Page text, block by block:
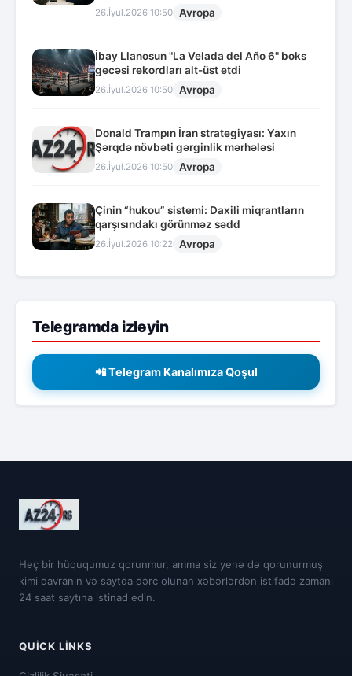
26.İyul.2026 10:50 Avropa
İbay Llanosun "La Velada del Año 6" boks
gecəsi rekordları alt-üst etdi
26.İyul.2026 10:50 Avropa
Donald Trampın İran strategiyası: Yaxın
Şərqdə növbəti gərginlik mərhələsi
26.İyul.2026 10:50 Avropa
Çinin “hukou” sistemi: Daxili miqrantların
qarşısındakı görünməz sədd
26.İyul.2026 10:22 Avropa
Telegramda izləyin
📲 Telegram Kanalımıza Qoşul
Heç bir hüququmuz qorunmur, amma siz yenə də qorunurmuş
kimi davranın və saytda dərc olunan xəbərlərdən istifadə zamanı
24 saat saytına istinad edin.
QUICK LINKS